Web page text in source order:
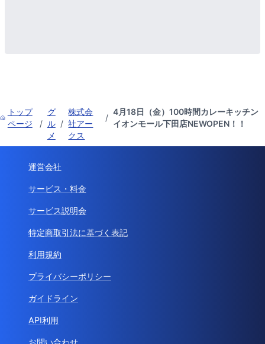
トップ
ページ
/
グ
ル
メ
/
株式会
社アー
クス
/
4月18日（金）100時間カレーキッチン
イオンモール下田店NEWOPEN！！
運営会社
サービス・料金
サービス説明会
特定商取引法に基づく表記
利用規約
プライバシーポリシー
ガイドライン
API利用